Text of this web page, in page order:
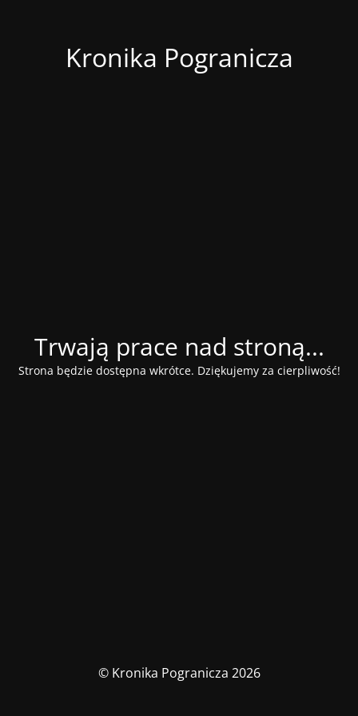
Kronika Pogranicza
Trwają prace nad stroną...
Strona będzie dostępna wkrótce. Dziękujemy za cierpliwość!
© Kronika Pogranicza 2026